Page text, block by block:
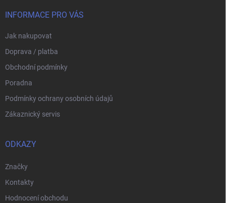
INFORMACE PRO VÁS
Jak nakupovat
Doprava / platba
Obchodní podmínky
Poradna
Podmínky ochrany osobních údajů
Zákaznický servis
ODKAZY
Značky
Kontakty
Hodnocení obchodu